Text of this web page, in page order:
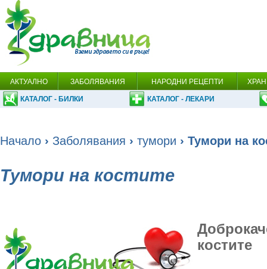
АКТУАЛНО ЗАБОЛЯВАНИЯ НАРОДНИ РЕЦЕПТИ
КАТАЛОГ - БИЛКИ КАТАЛОГ - ЛЕКАРИ
Начало › Заболявания › тумори › Тумори на
Тумори на костите
костите